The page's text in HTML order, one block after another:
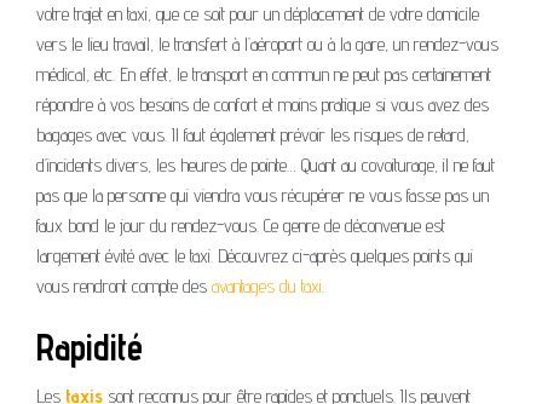
votre trajet en taxi, que ce soit pour un déplacement de votre domicile
vers le lieu travail, le transfert à l’aéroport ou à la gare, un rendez-vous
médical, etc. En effet, le transport en commun ne peut pas certainement
répondre à vos besoins de confort et moins pratique si vous avez des
bagages avec vous. Il faut également prévoir les risques de retard,
d’incidents divers, les heures de pointe… Quant au covoiturage, il ne faut
pas que la personne qui viendra vous récupérer ne vous fasse pas un
faux bond le jour du rendez-vous. Ce genre de déconvenue est
largement évité avec le taxi. Découvrez ci-après quelques points qui
vous rendront compte des avantages du taxi.
Rapidité
Les taxis sont reconnus pour être rapides et ponctuels. Ils peuvent